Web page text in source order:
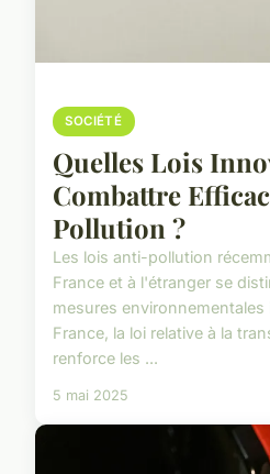
SOCIÉTÉ
Quelles Lois
Combattre
Pollution ?
Les lois anti-pollution
France et à l'étranger se
mesures environnementales
France, la loi relative à la
renforce les ...
5 mai 2025